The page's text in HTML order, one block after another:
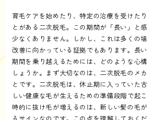
育毛ケアを始めたり、特定の治療を受けた
とがある二次脱毛。この期間が「長い」と
少なくありません。しかし、これは多くの
改善に向かっている証拠でもあります。長
期間を乗り越えるためには、どのような心
しょうか。まず大切なのは、二次脱毛のメ
とです。二次脱毛は、休止期に入っていた
しい健康な毛が生えるための準備段階で起
時的に抜け毛が増えるのは、新しい髪の毛